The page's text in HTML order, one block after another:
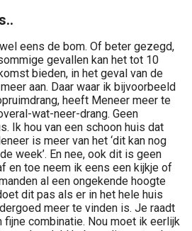
eens de bom. Of beter gezegd,
gevallen kan het tot 10
bieden, in het geval van de
aan. Daar waar ik bijvoorbeeld
heeft Meneer meer te
wat-neer-drang. Geen
Ik hou van een schoon huis dat
is meer van het ‘dit kan nog
week’. En nee, ook dit is geen
en toe neem ik eens een kijkje of
al een ongekende hoogte
dit pas als er in het hele huis
meer te vinden is. Je raadt
fijne combinatie. Nou moet ik eerlijk